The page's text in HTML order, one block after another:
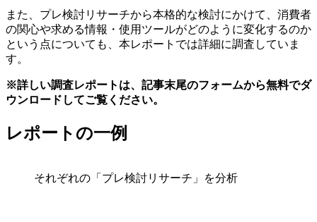
また、プレ検討リサーチから本格的な検討にかけて、消費者
の関心や求める情報・使用ツールがどのように変化するのか
という点についても、本レポートでは詳細に調査していま
す。
※詳しい調査レポートは、記事末尾のフォームから無料でダ
ウンロードしてご覧ください。
レポートの一例
それぞれの「プレ検討リサーチ」を分析